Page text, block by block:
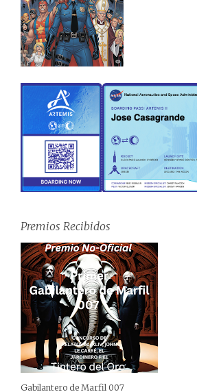
Premios Recibidos
Gabilantero de Marfil 007